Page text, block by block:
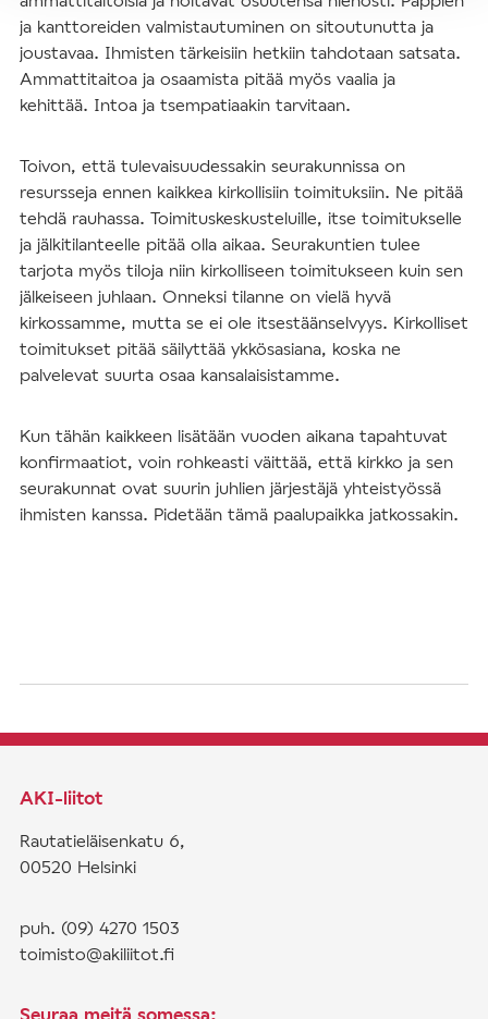
ja kanttoreiden valmistautuminen on sitoutunutta ja
joustavaa. Ihmisten tärkeisiin hetkiin tahdotaan satsata.
Ammattitaitoa ja osaamista pitää myös vaalia ja
kehittää. Intoa ja tsempatiaakin tarvitaan.
Toivon, että tulevaisuudessakin seurakunnissa on
resursseja ennen kaikkea kirkollisiin toimituksiin. Ne pitää
tehdä rauhassa. Toimituskeskusteluille, itse toimitukselle
ja jälkitilanteelle pitää olla aikaa. Seurakuntien tulee
tarjota myös tiloja niin kirkolliseen toimitukseen kuin sen
jälkeiseen juhlaan. Onneksi tilanne on vielä hyvä
kirkossamme, mutta se ei ole itsestäänselvyys. Kirkolliset
toimitukset pitää säilyttää ykkösasiana, koska ne
palvelevat suurta osaa kansalaisistamme.
Kun tähän kaikkeen lisätään vuoden aikana tapahtuvat
konfirmaatiot, voin rohkeasti väittää, että kirkko ja sen
seurakunnat ovat suurin juhlien järjestäjä yhteistyössä
ihmisten kanssa. Pidetään tämä paalupaikka jatkossakin.
AKI-liitot
Rautatieläisenkatu 6,
00520 Helsinki
puh. (09) 4270 1503
toimisto@akiliitot.fi